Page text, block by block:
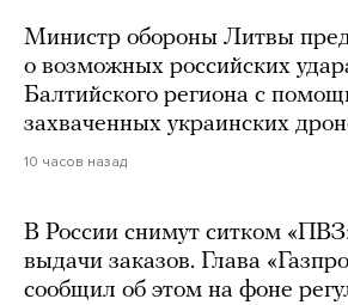
Министр обороны Литвы
о возможных российских
Балтийского региона с
захваченных украинских
10 часов назад
В России снимут ситком
выдачи заказов. Глава
сообщил об этом на фоне